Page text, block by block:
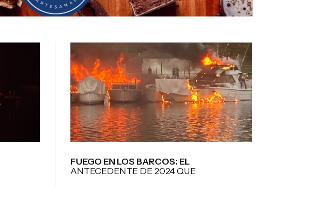
FUEGO EN LOS BARCOS: EL
ANTECEDENTE DE 2024 QUE